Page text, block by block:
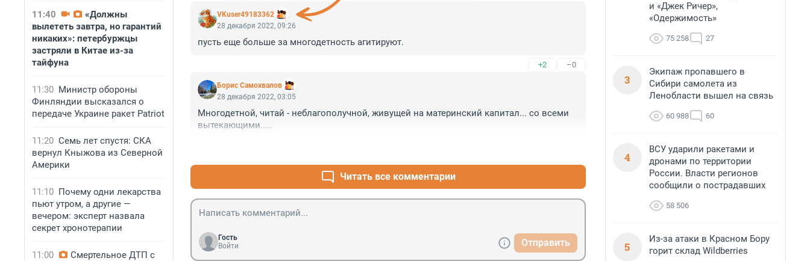
11:40
«Должны
вылететь завтра, но гарантий
никаких»: петербуржцы
застряли в Китае из-за
тайфуна
11:30 Министр обороны
Финляндии высказался о
передаче Украине ракет Patriot
11:20 Семь лет спустя: СКА
вернул Кныжова из Северной
Америки
11:10 Почему одни лекарства
пьют утром, а другие —
вечером: эксперт назвала
секрет хронотерапии
11:00
Смертельное ДТП с
VKuser49183362
28 декабря 2022, 09:26
пусть еще больше за многодетность агитируют.
+2 –0
Борис Самохвалов
28 декабря 2022, 03:05
Многодетной, читай - неблагополучной, живущей на материнский капитал... со всеми
вытекающими.....
Читать все комментарии
Гость
Войти
Отправить
и «Джек Ричер»,
«Одержимость»
75 258 27
3
Экипаж пропавшего в
Сибири самолета из
Ленобласти вышел на связь
60 988 60
4
ВСУ ударили ракетами и
дронами по территории
России. Власти регионов
сообщили о пострадавших
58 506
5
Из-за атаки в Красном Бору
горит склад Wildberries